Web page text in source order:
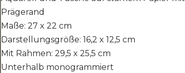
Prägerand
Maße: 27 x 22 cm
Darstellungsgröße: 16,2 x 12,5 cm
Mit Rahmen: 29,5 x 25,5 cm
Unterhalb monogrammiert